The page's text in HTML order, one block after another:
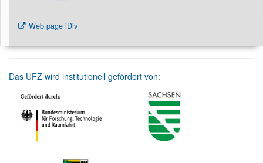
Web page iDiv
Das UFZ wird institutionell gefördert von: